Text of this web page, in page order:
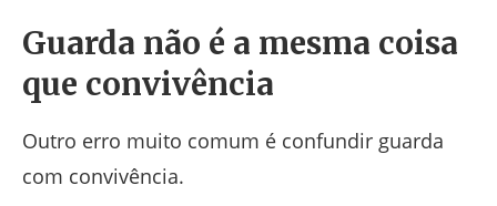
Guarda não é a mesma coisa
que convivência
Outro erro muito comum é confundir guarda
com convivência.